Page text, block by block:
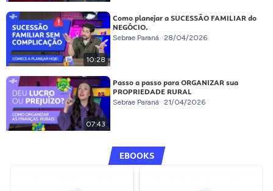
10:28
Como planejar a SUCESSÃO FAMILIAR do
NEGÓCIO.
Sebrae Paraná 28/04/2026
07:43
Passo a passo para ORGANIZAR sua
PROPRIEDADE RURAL
Sebrae Paraná 21/04/2026
EBOOKS